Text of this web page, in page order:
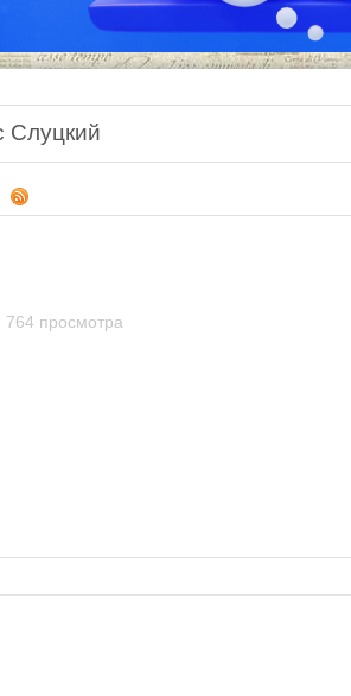
Слуцкий
просмотра